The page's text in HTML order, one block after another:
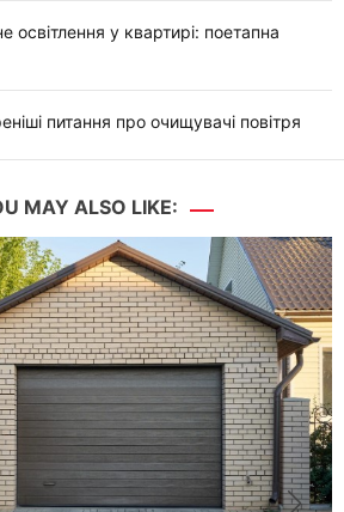
освітлення у квартирі: поетапна
питання про очищувачі повітря
MAY ALSO LIKE: